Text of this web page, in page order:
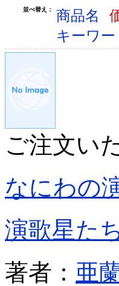
並べ替え： 商品名
キーワ
ご注文い
なにわの
演歌星た
著者： 亜